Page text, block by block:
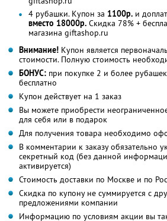
4 рубашки. Купон за 1100р. и
вместо 18000р. Скидка 78% +
магазина giftashop.ru
Внимание! Купон является
стоимости. Полную стоимость
БОНУС: при покупке 2 и более
бесплатно
Купон действует на 1 заказ
Вы можете приобрести
для себя или в подарок
Для получения товара необходимо
В комментарии к заказу обязательно
секретный код (без данной
активируется)
Стоимость доставки по Москве и по
Скидка по купону не суммируется с
предложениями компании
Информацию по условиям акции вы